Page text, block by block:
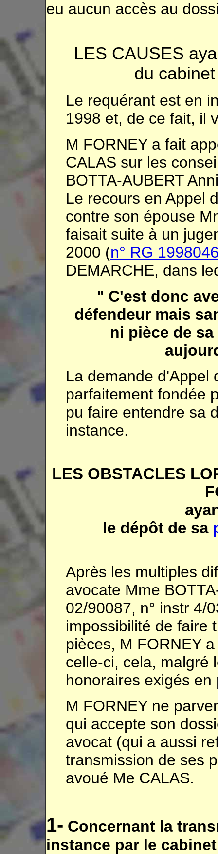
eu aucun accès au
LES CAUSES
du
Le requérant est en
1998 et, de ce fait, il
M FORNEY a fait
CALAS sur les
BOTTA-AUBERT
Le recours en Appel
contre son épouse
faisait suite à un
2000 (n° RG
DEMARCHE, dans
" C'est donc
défendeur mais
ni pièce de
La demande d'Appel
parfaitement fondée
pu faire entendre sa
instance.
LES OBSTACLES
le dépôt de sa
Après les multiples
avocate Mme
02/90087, n° instr 4/
impossibilité de faire
pièces, M FORNEY
celle-ci, cela, malgré
honoraires exigés
M FORNEY ne
qui accepte son
avocat (qui a aussi
transmission de ses
avoué Me CALAS.
1- Concernant la
instance par le